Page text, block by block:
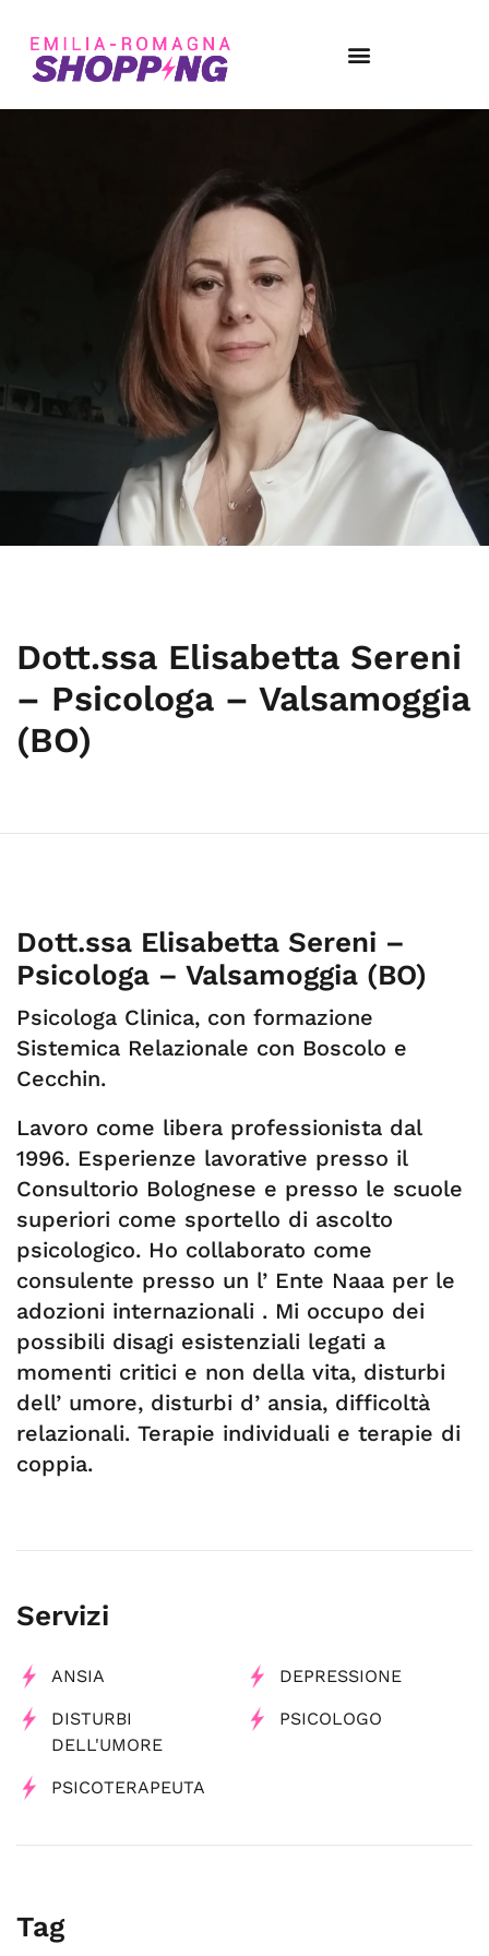
Dott.ssa Elisabetta Sereni
– Psicologa – Valsamoggia
(BO)
Dott.ssa Elisabetta Sereni –
Psicologa – Valsamoggia (BO)
Psicologa Clinica, con formazione
Sistemica Relazionale con Boscolo e
Cecchin.
Lavoro come libera professionista dal
1996. Esperienze lavorative presso il
Consultorio Bolognese e presso le scuole
superiori come sportello di ascolto
psicologico. Ho collaborato come
consulente presso un l’ Ente Naaa per le
adozioni internazionali . Mi occupo dei
possibili disagi esistenziali legati a
momenti critici e non della vita, disturbi
dell’ umore, disturbi d’ ansia, difficoltà
relazionali. Terapie individuali e terapie di
coppia.
Servizi
ANSIA DEPRESSIONE
DISTURBI
DELL'UMORE
PSICOLOGO
PSICOTERAPEUTA
Tag